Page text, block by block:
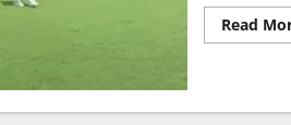
Read